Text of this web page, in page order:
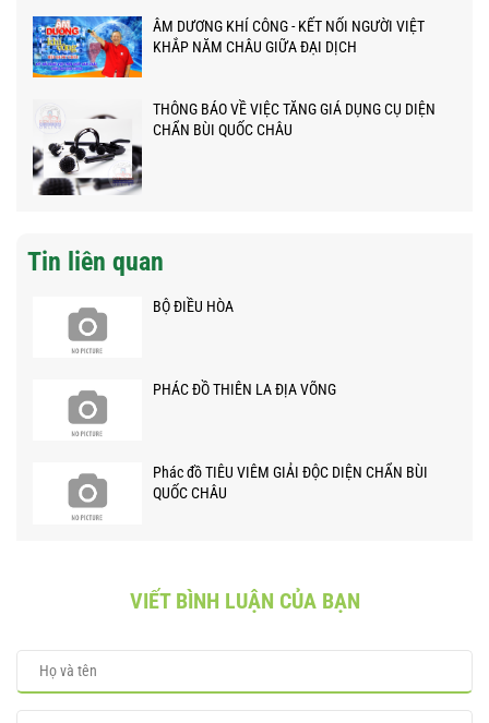
ÂM DƯƠNG KHÍ CÔNG - KẾT NỐI NGƯỜI VIỆT
KHẮP NĂM CHÂU GIỮA ĐẠI DỊCH
THÔNG BÁO VỀ VIỆC TĂNG GIÁ DỤNG CỤ DIỆN
CHẨN BÙI QUỐC CHÂU
Tin liên quan
BỘ ĐIỀU HÒA
PHÁC ĐỒ THIÊN LA ĐỊA VÕNG
Phác đồ TIÊU VIÊM GIẢI ĐỘC DIỆN CHẨN BÙI
QUỐC CHÂU
VIẾT BÌNH LUẬN CỦA BẠN